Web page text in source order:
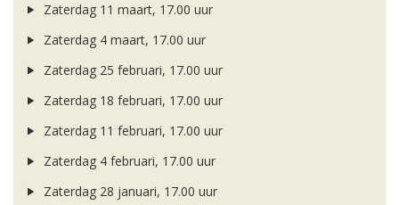
Zaterdag 11 maart, 17.00 uur
Zaterdag 4 maart, 17.00 uur
Zaterdag 25 februari, 17.00 uur
Zaterdag 18 februari, 17.00 uur
Zaterdag 11 februari, 17.00 uur
Zaterdag 4 februari, 17.00 uur
Zaterdag 28 januari, 17.00 uur